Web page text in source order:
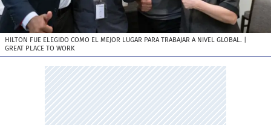
HILTON FUE ELEGIDO COMO EL MEJOR LUGAR PARA TRABAJAR A NIVEL GLOBAL.
GREAT PLACE TO WORK